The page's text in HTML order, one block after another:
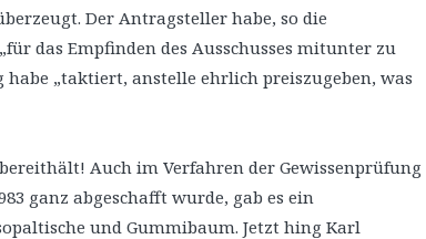
Der Antragsteller habe, so die
das Empfinden des Ausschusses mitunter zu
„taktiert, anstelle ehrlich preiszugeben, was
Auch im Verfahren der Gewissenprüfung
ganz abgeschafft wurde, gab es ein
und Gummibaum. Jetzt hing Karl